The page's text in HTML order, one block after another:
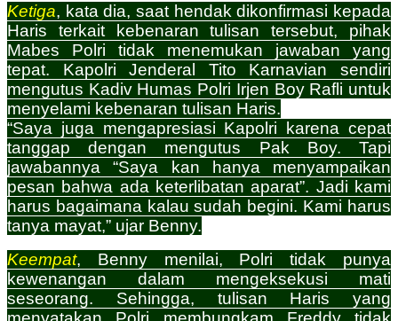
Ketiga, kata dia, saat hendak dikonfirmasi kepada
Haris terkait kebenaran tulisan tersebut, pihak
Mabes Polri tidak menemukan jawaban yang
tepat. Kapolri Jenderal Tito Karnavian sendiri
mengutus Kadiv Humas Polri Irjen Boy Rafli untuk
menyelami kebenaran tulisan Haris.
“Saya juga mengapresiasi Kapolri karena cepat
tanggap dengan mengutus Pak Boy. Tapi
jawabannya “Saya kan hanya menyampaikan
pesan bahwa ada keterlibatan aparat”. Jadi kami
harus bagaimana kalau sudah begini. Kami harus
tanya mayat,” ujar Benny.
Keempat, Benny menilai, Polri tidak punya
kewenangan dalam mengeksekusi mati
seseorang. Sehingga, tulisan Haris yang